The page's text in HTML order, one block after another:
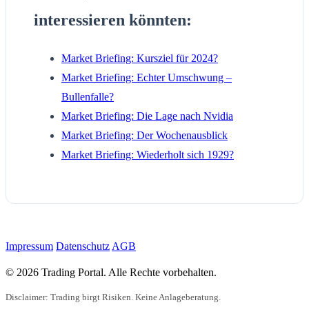
interessieren könnten:
Market Briefing: Kursziel für 2024?
Market Briefing: Echter Umschwung –
Bullenfalle?
Market Briefing: Die Lage nach Nvidia
Market Briefing: Der Wochenausblick
Market Briefing: Wiederholt sich 1929?
Impressum Datenschutz AGB
© 2026 Trading Portal. Alle Rechte vorbehalten.
Disclaimer: Trading birgt Risiken. Keine Anlageberatung.